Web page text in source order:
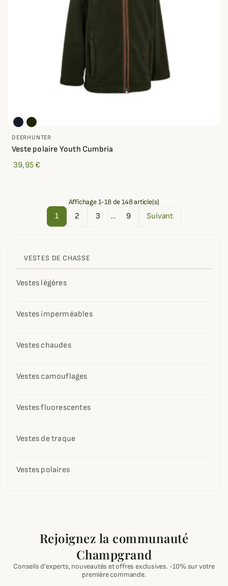
VESTES DE CHASSE
Vestes légères
Vestes imperméables
Vestes chaudes
Vestes camouflages
Vestes fluorescentes
Vestes de traque
Vestes polaires
DEERHUNTER
Veste polaire Youth Cumbria
39,95 €
Affichage 1-18 de 148 article(s)
1 2 3 … 9 Suivant
Rejoignez la communauté
Champgrand
Conseils d'experts, nouveautés et offres exclusives. -10% sur votre
première commande.